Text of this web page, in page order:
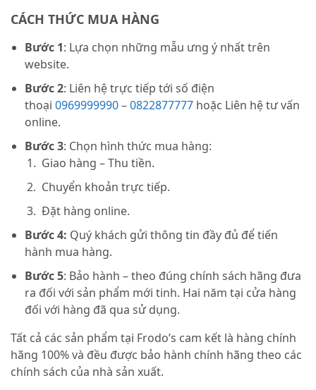
CÁCH THỨC MUA HÀNG
Bước 1: Lựa chọn những mẫu ưng ý nhất trên
website.
Bước 2: Liên hệ trực tiếp tới số điện
thoại 0969999990–0822877777 hoặc Liên hệ tư vấn
online.
Bước 3: Chọn hình thức mua hàng:
Giao hàng – Thu tiền.
Chuyển khoản trực tiếp.
Đặt hàng online.
Bước 4: Quý khách gửi thông tin đầy đủ để tiến
hành mua hàng.
Bước 5: Bảo hành – theo đúng chính sách hãng đưa
ra đối với sản phẩm mới tinh. Hai năm tại cửa hàng
đối với hàng đã qua sử dụng.
Tất cả các sản phẩm tại Frodo’s cam kết là hàng chính
hãng 100% và đều được bảo hành chính hãng theo các
chính sách của nhà sản xuất.